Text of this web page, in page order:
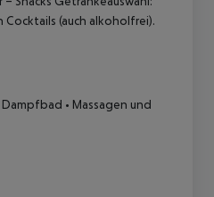
(auch alkoholfrei).
Dampfbad • Massagen und